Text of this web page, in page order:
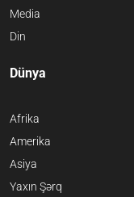
Media
Din
Dünya
Afrika
Amerika
Asiya
Yaxın Şərq